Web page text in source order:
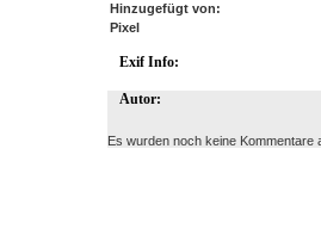
Hinzugefügt von:
Pixel
Exif Info:
Autor:
Es wurden noch keine Kommentare